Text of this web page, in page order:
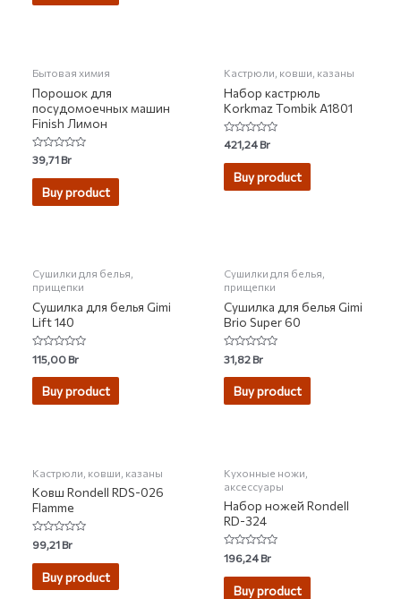
Бытовая химия
Порошок для
посудомоечных машин
Finish Лимон
Rated
0
out
39,71Br
Buy product
Кастрюли, ковши, казаны
Набор кастрюль
Korkmaz Tombik A1801
Rated
0
out
421,24Br
Buy product
Сушилки для белья,
прищепки
Сушилка для белья Gimi
Lift 140
Rated
0
out
115,00Br
Buy product
Сушилки для белья,
прищепки
Сушилка для белья Gimi
Brio Super 60
Rated
0
out
31,82Br
Buy product
Кастрюли, ковши, казаны
Ковш Rondell RDS-026
Flamme
Rated
0
out
99,21Br
Buy product
Кухонные ножи,
аксессуары
Набор ножей Rondell
RD-324
Rated
0
out
196,24Br
Buy product